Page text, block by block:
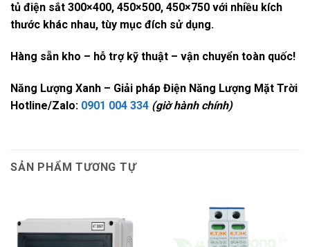
tủ điện sắt 300×400, 450×500, 450×750 với nhiều kích
thước khác nhau, tùy mục đích sử dụng.
Hàng sẵn kho – hỗ trợ kỹ thuật – vận chuyển toàn quốc!
Năng Lượng Xanh – Giải pháp Điện Năng Lượng Mặt Trời
Hotline/Zalo: 0901 004 334 (giờ hành chính)
SẢN PHẨM TƯƠNG TỰ